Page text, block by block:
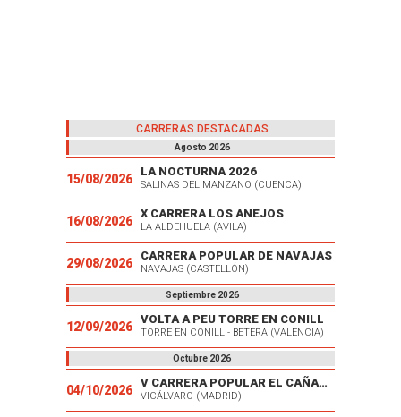
CARRERAS DESTACADAS
Agosto 2026
15/08/2026
LA NOCTURNA 2026
SALINAS DEL MANZANO (CUENCA)
16/08/2026
X CARRERA LOS ANEJOS
LA ALDEHUELA (AVILA)
29/08/2026
CARRERA POPULAR DE NAVAJAS
NAVAJAS (CASTELLÓN)
Septiembre 2026
12/09/2026
VOLTA A PEU TORRE EN CONILL
TORRE EN CONILL - BETERA (VALENCIA)
Octubre 2026
04/10/2026
V CARRERA POPULAR EL CAÑAVERAL
VICÁLVARO (MADRID)